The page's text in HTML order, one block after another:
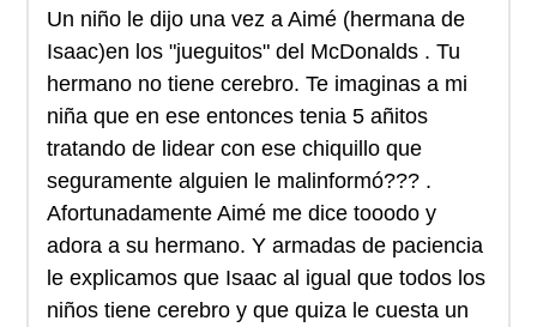
Un niño le dijo una vez a Aimé (hermana de
Isaac)en los "jueguitos" del McDonalds . Tu
hermano no tiene cerebro. Te imaginas a mi
niña que en ese entonces tenia 5 añitos
tratando de lidear con ese chiquillo que
seguramente alguien le malinformó??? .
Afortunadamente Aimé me dice tooodo y
adora a su hermano. Y armadas de paciencia
le explicamos que Isaac al igual que todos los
niños tiene cerebro y que quiza le cuesta un